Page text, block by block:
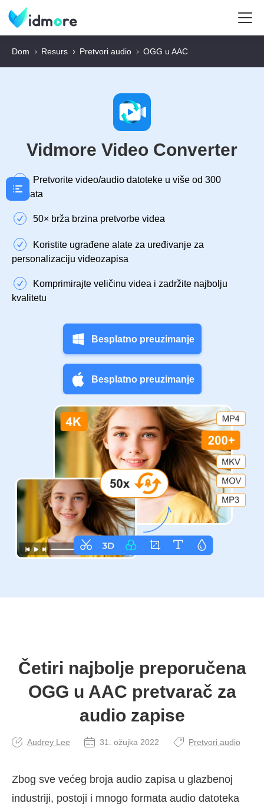
Dom Resurs Pretvori audio OGG u AAC
Vidmore Video Converter
Pretvorite video/audio datoteke u više od 300
formata
50× brža brzina pretvorbe videa
Koristite ugrađene alate za uređivanje za
personalizaciju videozapisa
Komprimirajte veličinu videa i zadržite najbolju
kvalitetu
Besplatno preuzimanje
Besplatno preuzimanje
Četiri najbolje preporučena
OGG u AAC pretvarač za
audio zapise
Audrey Lee 31. ožujka 2022 Pretvori audio
Zbog sve većeg broja audio zapisa u glazbenoj
industriji, postoji i mnogo formata audio datoteka